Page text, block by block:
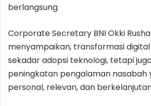
berlangsung.
Corporate Secretary BNI Okki
menyampaikan, transformasi digital
sekadar adopsi teknologi, tetapi
peningkatan pengalaman nasabah
personal, relevan, dan